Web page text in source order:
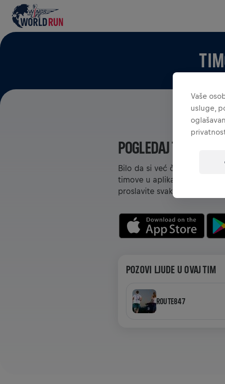
POGLEDAJ TIMOVE U
Bilo da si već član nekog
timove u aplikaciji –
proslavite svaki uspjeh.
POZOVI LJUDE U OVAJ TIM
ROUTE847
Vaše
usluge,